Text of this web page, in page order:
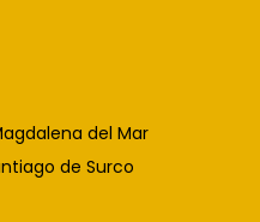
del Mar
de Surco